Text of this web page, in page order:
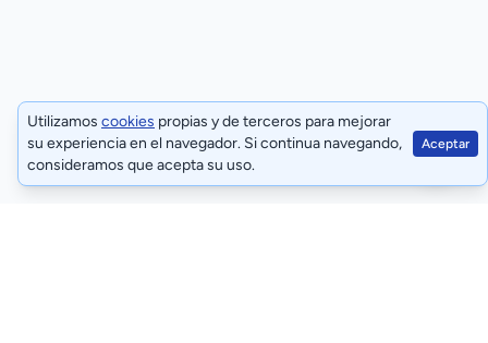
Utilizamos cookies propias y de terceros para mejorar
su experiencia en el navegador. Si continua navegando,
consideramos que acepta su uso.
Aceptar